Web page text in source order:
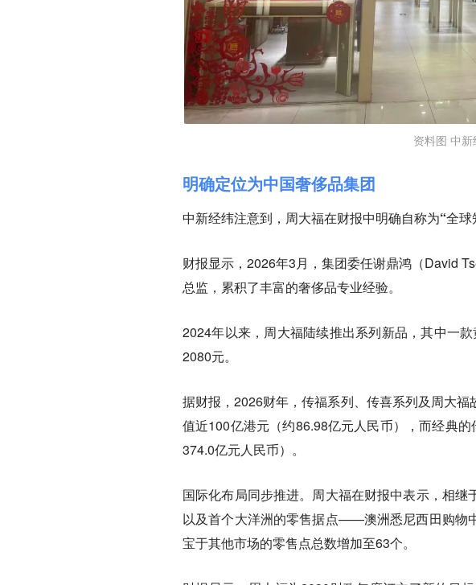
资料图 中
明确定位为中国奢侈品集团
中新经纬注意到， 周大福在财报中明确自称为“全球
财报显示，2026年3月，集团委任谢鼎鸿（David
总监，累积了丰富的奢侈品专业经验。
2024年以来，周大福陆续推出系列新品，其中一
2080元。
据财报，2026财年，传福系列、传喜系列及周大
值近100亿港元（约86.98亿元人民币），而经典
374.0亿元人民币）。
国际化布局同步推进。周大福在财报中表示，相继
以及首个大洋洲的零售据点——澳洲悉尼西田购物
宝于其他市场的零售点总数增加至63个。